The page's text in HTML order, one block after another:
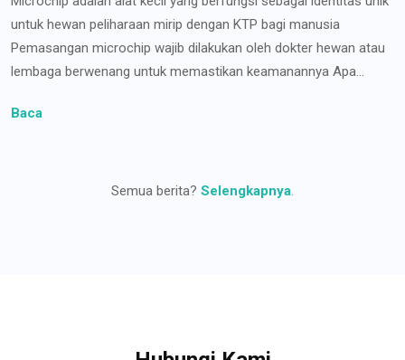
untuk hewan peliharaan mirip dengan KTP bagi manusia
Pemasangan microchip wajib dilakukan oleh dokter hewan atau
lembaga berwenang untuk memastikan keamanannya Apa...
Baca
Semua berita? Selengkapnya.